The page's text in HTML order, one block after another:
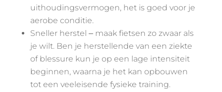
uithoudingsvermogen, het is goed voor je
aerobe conditie.
Sneller herstel ‒ maak fietsen zo zwaar als
je wilt. Ben je herstellende van een ziekte
of blessure kun je op een lage intensiteit
beginnen, waarna je het kan opbouwen
tot een veeleisende fysieke training.